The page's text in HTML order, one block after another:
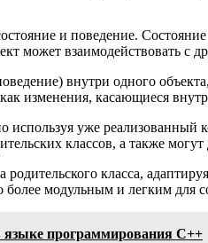
и поведение.
может взаимодействовать с
внутри одного
изменения, касающиеся
уже
классов, а также могут
класса,
более модульным и легким для
языке программирования C++